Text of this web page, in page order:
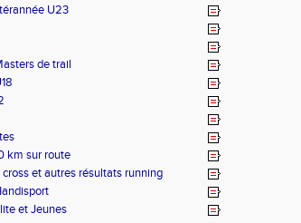
U23
de trail
km sur route
et autres résultats running
et Jeunes